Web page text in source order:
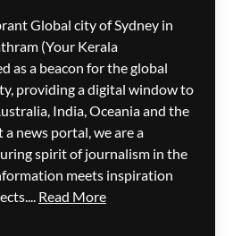
ലോകകപ്പ് ഫൈനൽ
ചെയ്തിട്ടില്ലെന്ന്
റിപ്പോർട്ടുകൾ തള്ളി
ഇസ്മായില്‍
2 hours
0
Global city of Sydney in
(Your Kerala
as a beacon for the global
providing a digital window to
India, Oceania and the
news portal, we are a
spirit of journalism in the
meets inspiration
Read More